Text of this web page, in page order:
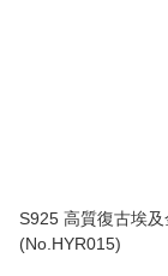
S925 高質復古埃
(No.HYR015)